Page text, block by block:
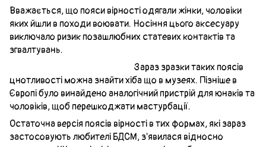
Вважається, що пояси вірності одягали жінки, чоловіки
яких йшли в походи воювати. Носіння цього аксесуару
виключало ризик позашлюбних статевих контактів та
згвалтувань.
Зараз зразки таких поясів
цнотливості можна знайти хіба що в музеях. Пізніше в
Європі було винайдено аналогічний пристрій для юнаків та
чоловіків, щоб перешкоджати мастурбації.
Остаточна версія поясів вірності в тих формах, які зараз
застосовують любителі БДСМ, з'явилася відносно